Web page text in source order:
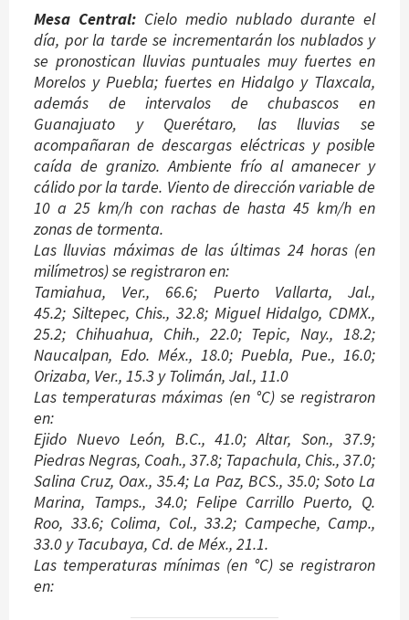
Mesa Central: Cielo medio nublado durante el
día, por la tarde se incrementarán los nublados y
se pronostican lluvias puntuales muy fuertes en
Morelos y Puebla; fuertes en Hidalgo y Tlaxcala,
además de intervalos de chubascos en
Guanajuato y Querétaro, las lluvias se
acompañaran de descargas eléctricas y posible
caída de granizo. Ambiente frío al amanecer y
cálido por la tarde. Viento de dirección variable de
10 a 25 km/h con rachas de hasta 45 km/h en
zonas de tormenta.
Las lluvias máximas de las últimas 24 horas (en
milímetros) se registraron en:
Tamiahua, Ver., 66.6; Puerto Vallarta, Jal.,
45.2; Siltepec, Chis., 32.8; Miguel Hidalgo, CDMX.,
25.2; Chihuahua, Chih., 22.0; Tepic, Nay., 18.2;
Naucalpan, Edo. Méx., 18.0; Puebla, Pue., 16.0;
Orizaba, Ver., 15.3 y Tolimán, Jal., 11.0
Las temperaturas máximas (en °C) se registraron
en:
Ejido Nuevo León, B.C., 41.0; Altar, Son., 37.9;
Piedras Negras, Coah., 37.8; Tapachula, Chis., 37.0;
Salina Cruz, Oax., 35.4; La Paz, BCS., 35.0; Soto La
Marina, Tamps., 34.0; Felipe Carrillo Puerto, Q.
Roo, 33.6; Colima, Col., 33.2; Campeche, Camp.,
33.0 y Tacubaya, Cd. de Méx., 21.1.
Las temperaturas mínimas (en °C) se registraron
en: